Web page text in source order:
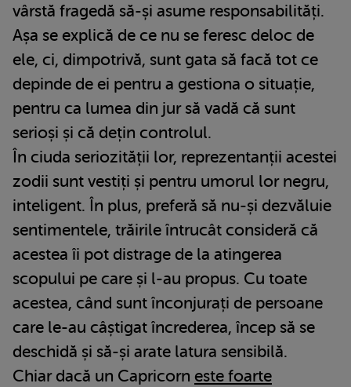
vârstă fragedă să-și asume responsabilități.
Așa se explică de ce nu se feresc deloc de
ele, ci, dimpotrivă, sunt gata să facă tot ce
depinde de ei pentru a gestiona o situație,
pentru ca lumea din jur să vadă că sunt
serioși și că dețin controlul.
În ciuda seriozității lor, reprezentanții acestei
zodii sunt vestiți și pentru umorul lor negru,
inteligent. În plus, preferă să nu-și dezvăluie
sentimentele, trăirile întrucât consideră că
acestea îi pot distrage de la atingerea
scopului pe care și l-au propus. Cu toate
acestea, când sunt înconjurați de persoane
care le-au câștigat încrederea, încep să se
deschidă și să-și arate latura sensibilă.
Chiar dacă un Capricorn este foarte